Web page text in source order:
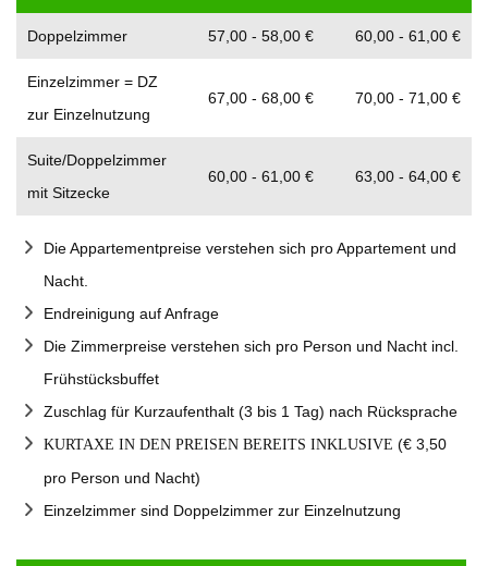
Doppelzimmer 57,00 - 58,00 € 60,00 - 61,00 €
Einzelzimmer = DZ
zur Einzelnutzung
67,00 - 68,00 € 70,00 - 71,00 €
Suite/Doppelzimmer
mit Sitzecke
60,00 - 61,00 € 63,00 - 64,00 €
Die Appartementpreise verstehen sich pro Appartement und
Nacht.
Endreinigung auf Anfrage
Die Zimmerpreise verstehen sich pro Person und Nacht incl.
Frühstücksbuffet
Zuschlag für Kurzaufenthalt (3 bis 1 Tag) nach Rücksprache
KURTAXE IN DEN PREISEN BEREITS INKLUSIVE (€ 3,50
pro Person und Nacht)
Einzelzimmer sind Doppelzimmer zur Einzelnutzung